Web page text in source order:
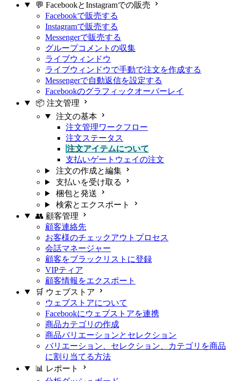
💬 FacebookとInstagramでの販売
Facebookで販売する
Instagramで販売する
Messengerで販売する
グループコメントの収集
ライブウィンドウ
ライブウィンドウで手動で注文を作成する
Messengerで自動返信を設定する
Facebookのグラフィックオーバーレイ
📦 注文管理
注文の基本
注文管理ワークフロー
注文ステータス
注文アイテムについて
支払いゲートウェイの注文
注文の作成と編集
支払いを受け取る
梱包と発送
検索とエクスポート
👥 顧客管理
顧客連絡先
お客様のチェックアウトプロセス
会話マネージャー
顧客をブラックリストに登録
VIPティア
顧客情報をエクスポート
🛒 ウェブストア
ウェブストアについて
Facebookにウェブストアを連携
商品カテゴリの作成
商品バリエーションとセレクション
バリエーション、セレクション、カテゴリを商品
に割り当てる方法
📊 レポート